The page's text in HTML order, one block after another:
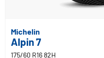
Michelin
Alpin 7
175/60 R16 82H